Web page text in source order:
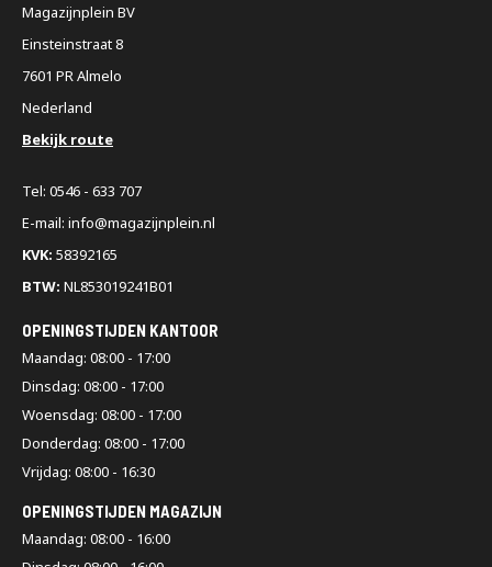
Magazijnplein BV
Einsteinstraat 8
7601 PR Almelo
Nederland
Bekijk route
Tel: 0546 - 633 707
E-mail: info@magazijnplein.nl
KVK: 58392165
BTW: NL853019241B01
OPENINGSTIJDEN KANTOOR
Maandag: 08:00 - 17:00
Dinsdag: 08:00 - 17:00
Woensdag: 08:00 - 17:00
Donderdag: 08:00 - 17:00
Vrijdag: 08:00 - 16:30
OPENINGSTIJDEN MAGAZIJN
Maandag: 08:00 - 16:00